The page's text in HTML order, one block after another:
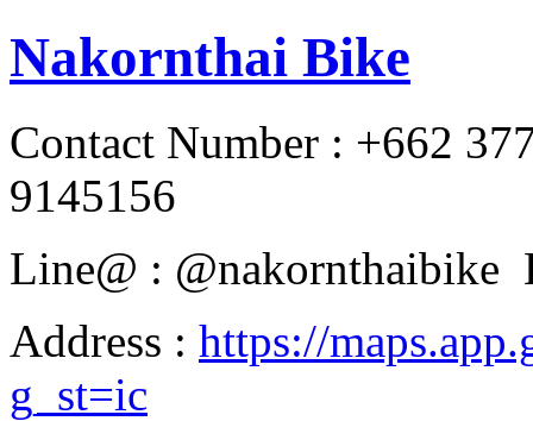
Nakornthai Bike
Contact Number : +662
9145156
Line@ :
Address : https://
g_st=ic